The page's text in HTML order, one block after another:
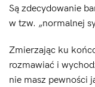
Są zdecydowanie
w tzw. „normalnej
Zmierzając ku
rozmawiać i
nie masz pewności